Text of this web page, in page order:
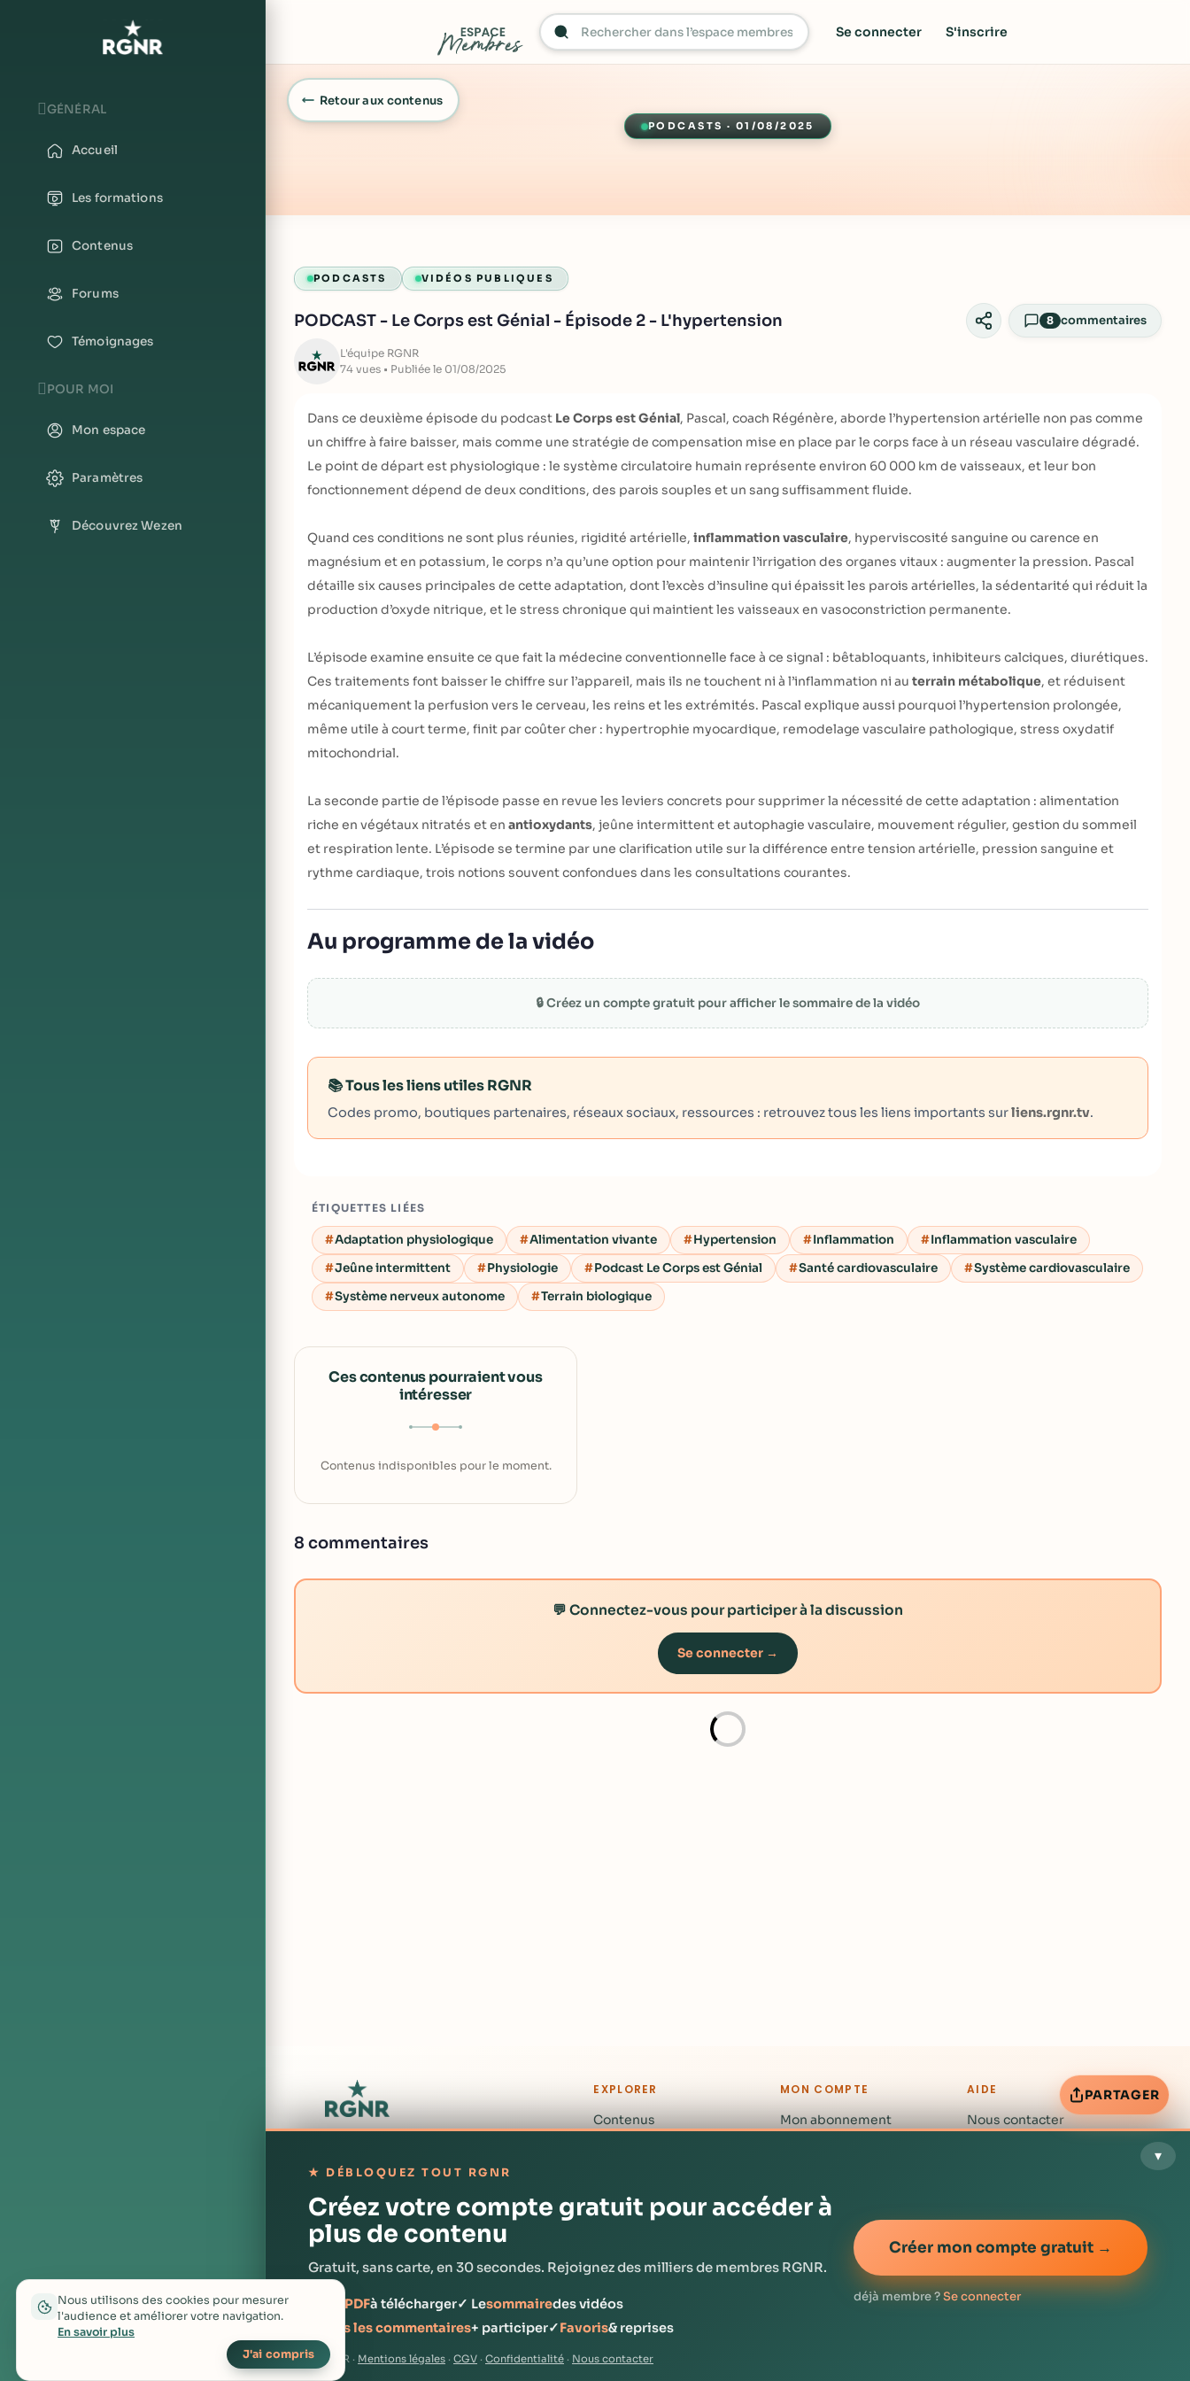
GÉNÉRAL
Accueil
Les formations
Contenus
Forums
Témoignages
POUR MOI
Mon espace
Paramètres
Découvrez Wezen
Se connecter S'inscrire
Retour aux contenus
PODCASTS · 01/08/2025
PODCASTS VIDÉOS PUBLIQUES
PODCAST - Le Corps est Génial - Épisode 2 - L'hypertension 8 commentaires
L'équipe RGNR
74 vues • Publiée le 01/08/2025
Dans ce deuxième épisode du podcast Le Corps est Génial, Pascal, coach Régénère, aborde l’hypertension artérielle non pas comme
un chiffre à faire baisser, mais comme une stratégie de compensation mise en place par le corps face à un réseau vasculaire dégradé.
Le point de départ est physiologique : le système circulatoire humain représente environ 60 000 km de vaisseaux, et leur bon
fonctionnement dépend de deux conditions, des parois souples et un sang suffisamment fluide.
Quand ces conditions ne sont plus réunies, rigidité artérielle, inflammation vasculaire, hyperviscosité sanguine ou carence en
magnésium et en potassium, le corps n’a qu’une option pour maintenir l’irrigation des organes vitaux : augmenter la pression. Pascal
détaille six causes principales de cette adaptation, dont l’excès d’insuline qui épaissit les parois artérielles, la sédentarité qui réduit la
production d’oxyde nitrique, et le stress chronique qui maintient les vaisseaux en vasoconstriction permanente.
L’épisode examine ensuite ce que fait la médecine conventionnelle face à ce signal : bêtabloquants, inhibiteurs calciques, diurétiques.
Ces traitements font baisser le chiffre sur l’appareil, mais ils ne touchent ni à l’inflammation ni au terrain métabolique, et réduisent
mécaniquement la perfusion vers le cerveau, les reins et les extrémités. Pascal explique aussi pourquoi l’hypertension prolongée,
même utile à court terme, finit par coûter cher : hypertrophie myocardique, remodelage vasculaire pathologique, stress oxydatif
mitochondrial.
La seconde partie de l’épisode passe en revue les leviers concrets pour supprimer la nécessité de cette adaptation : alimentation
riche en végétaux nitratés et en antioxydants, jeûne intermittent et autophagie vasculaire, mouvement régulier, gestion du sommeil
et respiration lente. L’épisode se termine par une clarification utile sur la différence entre tension artérielle, pression sanguine et
rythme cardiaque, trois notions souvent confondues dans les consultations courantes.
Au programme de la vidéo
🔒 Créez un compte gratuit pour afficher le sommaire de la vidéo
📚 Tous les liens utiles RGNR
Codes promo, boutiques partenaires, réseaux sociaux, ressources : retrouvez tous les liens importants surliens.rgnr.tv.
ÉTIQUETTES LIÉES
Adaptation physiologique Alimentation vivante Hypertension Inflammation
Inflammation vasculaire
Jeûne intermittent
Physiologie Podcast Le Corps est Génial Santé cardiovasculaire
Système cardiovasculaire
Système nerveux autonome
Terrain biologique
Ces contenus pourraient vous
intéresser
Contenus indisponibles pour le moment.
8 commentaires
💬 Connectez-vous pour participer à la discussion
Se connecter →
PARTAGER
Nous utilisons des cookies pour mesurer
l'audience et améliorer votre navigation.
En savoir plus
J'ai compris
EXPLORER
Contenus
Mon espace
MON COMPTE
Mon abonnement
AIDE
Nous contacter
contact@rgnr.tv Mentions légales CGV Confidentialité
▾
★ DÉBLOQUEZ TOUT RGNR
Créez votre compte gratuit pour accéder à
plus de contenu
Gratuit, sans carte, en 30 secondes. Rejoignez des milliers de membres RGNR.
PDFà télécharger✓ Lesommairedes vidéos
Tous les commentaires+ participer✓Favoris& reprises
© RGNR · Mentions légales · CGV · Confidentialité · Nous contacter
Créer mon compte gratuit →
déjà membre ?Se connecter